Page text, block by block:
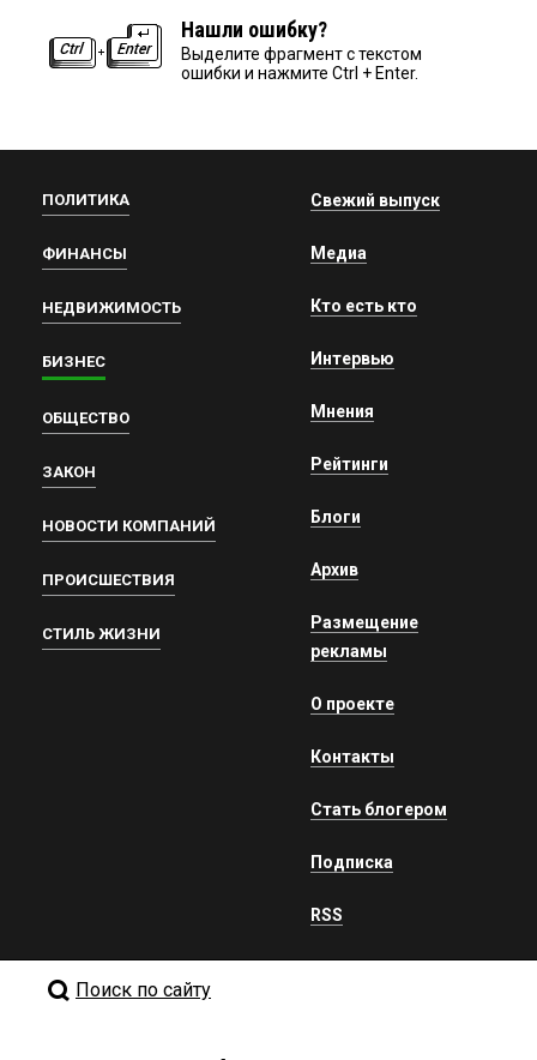
Нашли ошибку?
Выделите фрагмент с текстом
ошибки и нажмите Ctrl + Enter.
ПОЛИТИКА
ФИНАНСЫ
НЕДВИЖИМОСТЬ
БИЗНЕС
ОБЩЕСТВО
ЗАКОН
НОВОСТИ КОМПАНИЙ
ПРОИСШЕСТВИЯ
СТИЛЬ ЖИЗНИ
Свежий выпуск
Медиа
Кто есть кто
Интервью
Мнения
Рейтинги
Блоги
Архив
Размещение
рекламы
О проекте
Контакты
Стать блогером
Подписка
RSS
Поиск по сайту